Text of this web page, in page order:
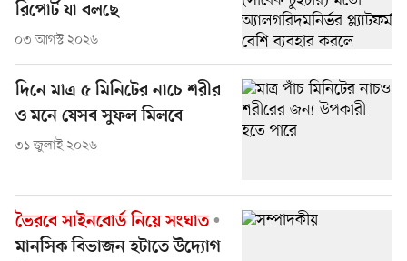
রিপোর্ট যা বলছে
০৩ আগস্ট ২০২৬
দিনে মাত্র ৫ মিনিটের নাচে শরীর
ও মনে যেসব সুফল মিলবে
৩১ জুলাই ২০২৬
ভৈরবে সাইনবোর্ড নিয়ে সংঘাত
মানসিক বিভাজন হটাতে উদ্যোগ